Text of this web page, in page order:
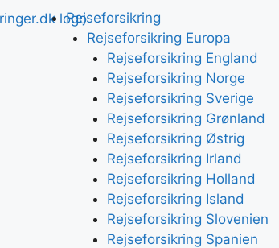
Rejseforsikring
Rejseforsikring Europa
Rejseforsikring England
Rejseforsikring Norge
Rejseforsikring Sverige
Rejseforsikring Grønland
Rejseforsikring Østrig
Rejseforsikring Irland
Rejseforsikring Holland
Rejseforsikring Island
Rejseforsikring Slovenien
Rejseforsikring Spanien